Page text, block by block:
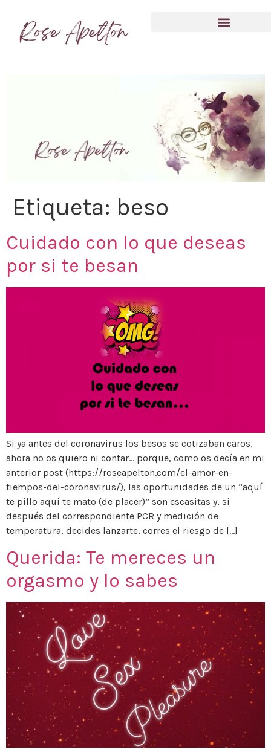
Etiqueta: beso
Cuidado con lo que deseas
por si te besan
Si ya antes del coronavirus los besos se cotizaban caros,
ahora no os quiero ni contar… porque, como os decía en mi
anterior post (https://roseapelton.com/el-amor-en-
tiempos-del-coronavirus/), las oportunidades de un “aquí
te pillo aquí te mato (de placer)” son escasitas y, si
después del correspondiente PCR y medición de
temperatura, decides lanzarte, corres el riesgo de […]
Querida: Te mereces un
orgasmo y lo sabes